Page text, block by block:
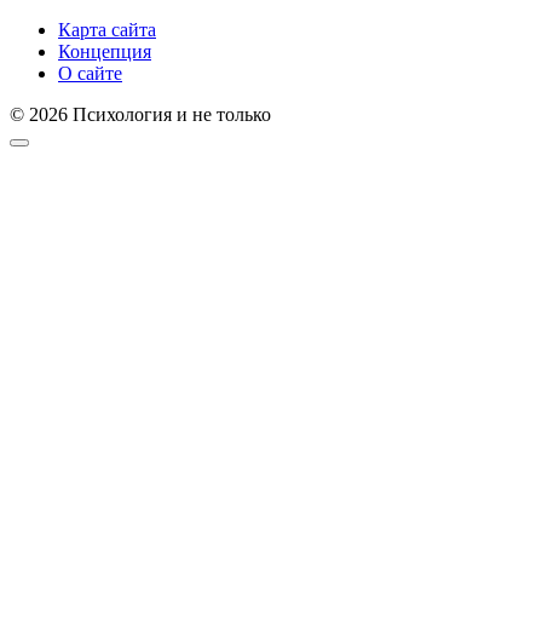
Карта сайта
Концепция
О сайте
© 2026 Психология и не только